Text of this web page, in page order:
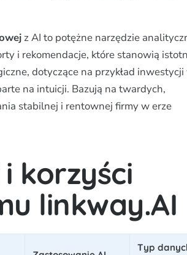
z AI to potężne narzędzie
i rekomendacje, które stanowią
dotyczące na przykład
na intuicji. Bazują na twardych,
stabilnej i rentownej firmy w erze
korzyści
linkway.AI
Typ